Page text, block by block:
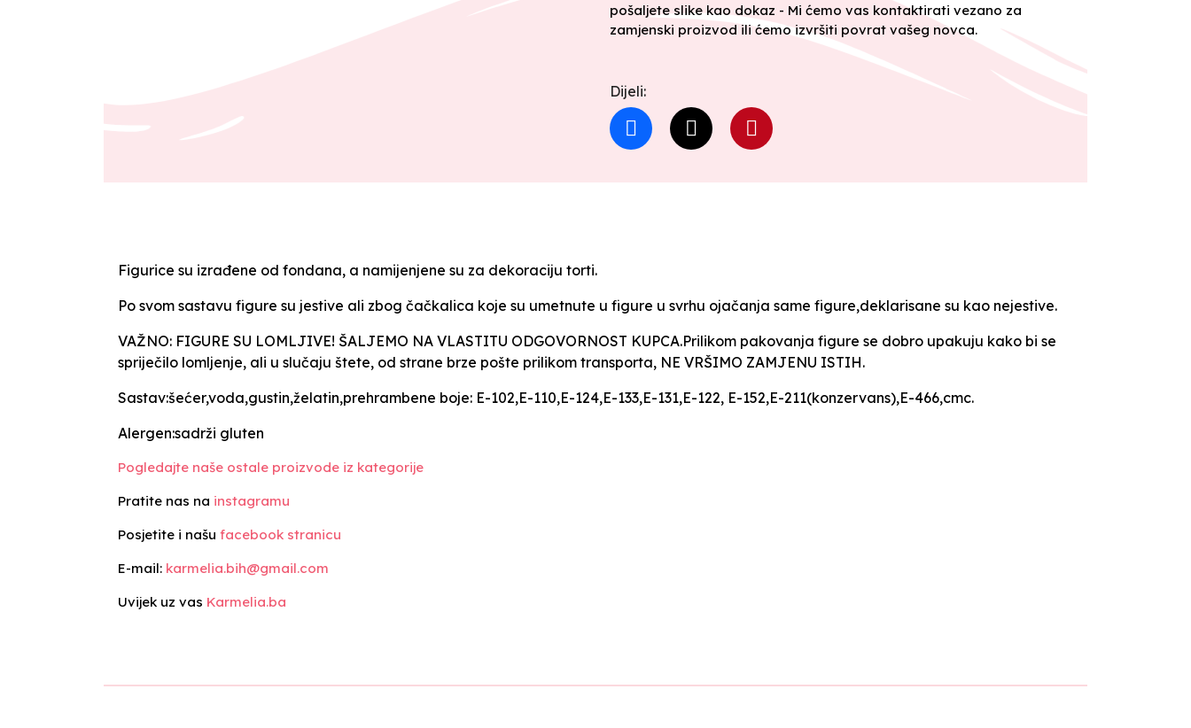
pošaljete slike kao dokaz - Mi ćemo vas kontaktirati vezano za
zamjenski proizvod ili ćemo izvršiti povrat vašeg novca.
Dijeli:
Figurice su izrađene od fondana, a namijenjene su za dekoraciju torti.
Po svom sastavu figure su jestive ali zbog čačkalica koje su umetnute u figure u svrhu ojačanja same figure,deklarisane su kao nejestive.
VAŽNO: FIGURE SU LOMLJIVE! ŠALJEMO NA VLASTITU ODGOVORNOST KUPCA.Prilikom pakovanja figure se dobro upakuju kako bi se
spriječilo lomljenje, ali u slučaju štete, od strane brze pošte prilikom transporta, NE VRŠIMO ZAMJENU ISTIH.
Sastav:šećer,voda,gustin,želatin,prehrambene boje: E-102,E-110,E-124,E-133,E-131,E-122, E-152,E-211(konzervans),E-466,cmc.
Alergen:sadrži gluten
Pogledajte naše ostale proizvode iz kategorije
Pratite nas na instagramu
Posjetite i našu facebook stranicu
E-mail: karmelia.bih@gmail.com
Uvijek uz vas Karmelia.ba